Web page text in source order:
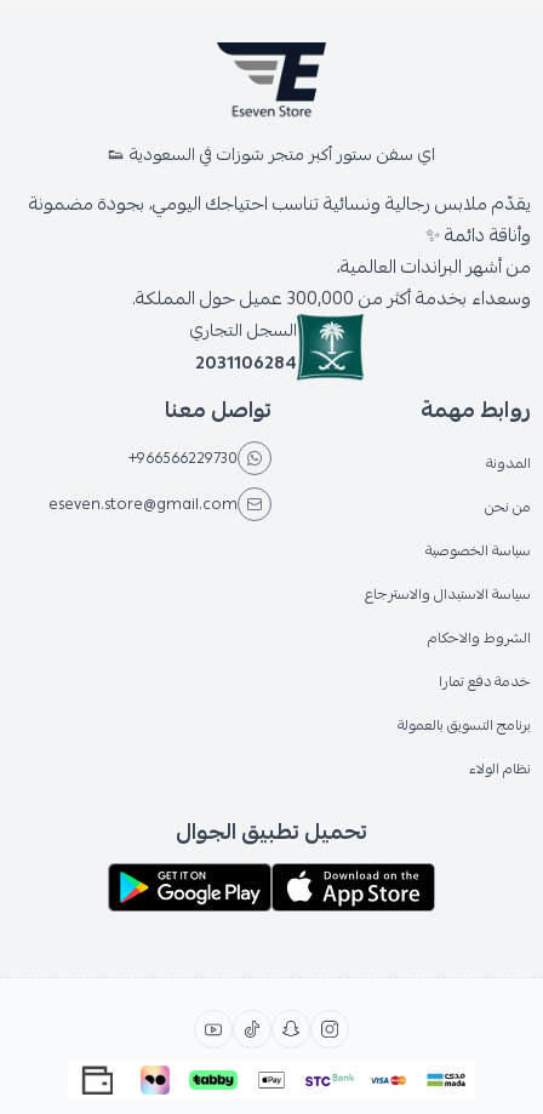
اي سفن ستور أكبر متجر شوزات في السعودية 👟
يقدّم ملابس رجالية ونسائية تناسب احتياجك اليومي، بجودة مضمونة
وأناقة دائمة ✨
من أشهر البراندات العالمية،
وسعداء بخدمة أكثر من 300,000 عميل حول المملكة.
السجل التجاري
2031106284
روابط مهمة
المدونة
من نحن
سياسة الخصوصية
سياسة الاستبدال والاسترجاع
الشروط والاحكام
خدمة دفع تمارا
برنامج التسويق بالعمولة
نظام الولاء
تواصل معنا
+966566229730
eseven.store@gmail.com
تحميل تطبيق الجوال